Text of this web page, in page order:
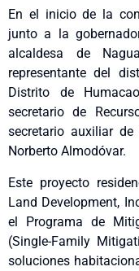
En el inicio de la
junto a la
alcaldesa de
representante del
Distrito de
secretario de
secretario auxiliar
Norberto Almodóvar.
Este proyecto
Land Development,
el Programa de
(Single-Family
soluciones